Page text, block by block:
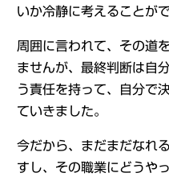
いか冷静に考えることが
周囲に言われて、その道
ませんが、最終判断は自
う責任を持って、自分で
ていきました。
今だから、まだまだなれ
すし、その職業にどうや